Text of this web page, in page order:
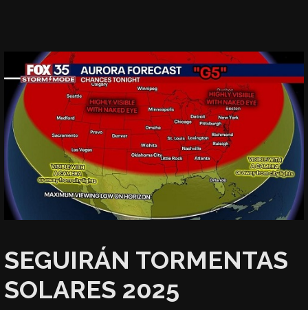
SEGUIRÁN TORMENTAS
SOLARES 2025